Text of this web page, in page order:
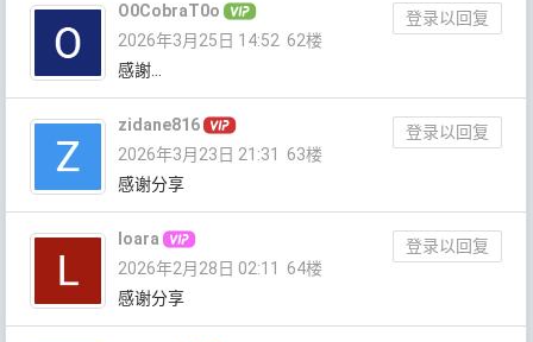
O0CobraT0o
登录以回复
2026年3月25日 14:52 62楼
感謝…
zidane816
登录以回复
2026年3月23日 21:31
63楼
感谢分享
loara
登录以回复
2026年2月28日 02:11
64楼
感谢分享